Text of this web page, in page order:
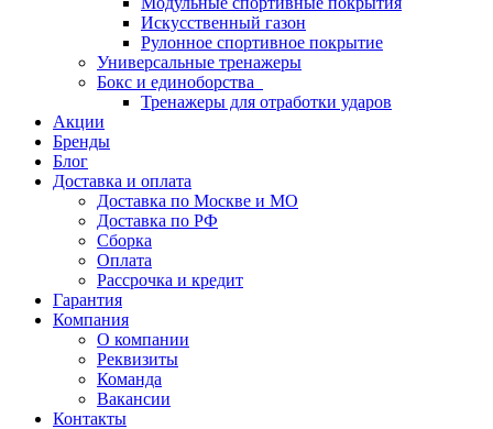
Искусственный газон
Рулонное спортивное покрытие
Универсальные тренажеры
Бокс и единоборства
Тренажеры для отработки ударов
Акции
Бренды
Блог
Доставка и оплата
Доставка по Москве и МО
Доставка по РФ
Сборка
Оплата
Рассрочка и кредит
Гарантия
Компания
О компании
Реквизиты
Команда
Вакансии
Контакты